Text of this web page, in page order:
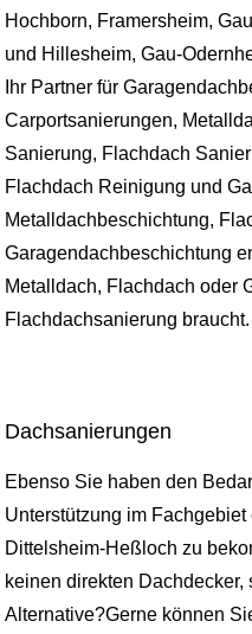
Hochborn, Framersheim,
und Hillesheim, Gau-
Ihr Partner für
Carportsanierungen,
Sanierung, Flachdach
Flachdach Reinigung und
Metalldachbeschichtung,
Garagendachbeschichtung
Metalldach, Flachdach oder
Flachdachsanierung braucht.
Dachsanierungen
Ebenso Sie haben den
Unterstützung im
Dittelsheim-Heßloch zu
keinen direkten
Alternative?Gerne können